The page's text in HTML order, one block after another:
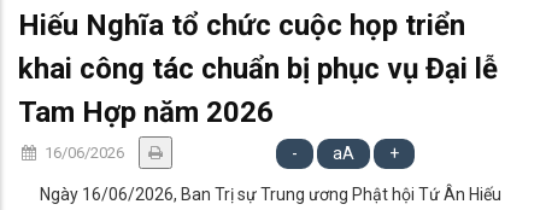
Hiếu Nghĩa tổ chức cuộc họp triển
khai công tác chuẩn bị phục vụ Đại lễ
Tam Hợp năm 2026
16/06/2026 - aA +
Ngày 16/06/2026, Ban Trị sự Trung ương Phật hội Tứ Ân Hiếu